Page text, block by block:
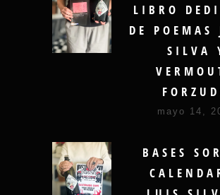
LIBRO
DE POEMAS
SILVA
mayo 14,
BASES